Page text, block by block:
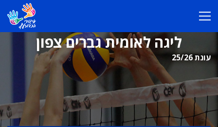
ליגה לאומית גברים צפון
עונת 25/26